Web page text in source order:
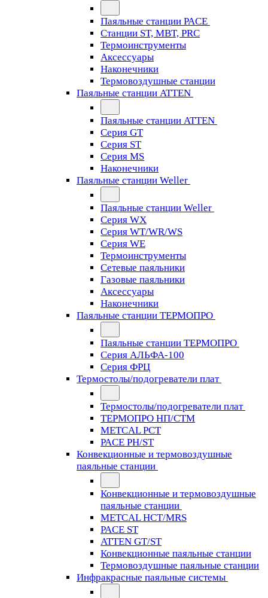
Паяльные станции PACE
Станции ST, MBT, PRC
Термоинструменты
Аксессуары
Наконечники
Термовоздушные станции
Паяльные станции ATTEN
Паяльные станции ATTEN
Серия GT
Серия ST
Серия MS
Наконечники
Паяльные станции Weller
Паяльные станции Weller
Серия WX
Серия WT/WR/WS
Серия WE
Термоинструменты
Сетевые паяльники
Газовые паяльники
Аксессуары
Наконечники
Паяльные станции ТЕРМОПРО
Паяльные станции ТЕРМОПРО
Серия АЛЬФА-100
Серия ФРЦ
Термостолы/подогреватели плат
Термостолы/подогреватели плат
ТЕРМОПРО НП/СТМ
METCAL PCT
PACE PH/ST
Конвекционные и термовоздушные
паяльные станции
Конвекционные и термовоздушные
паяльные станции
METCAL HCT/MRS
PACE ST
ATTEN GT/ST
Конвекционные паяльные станции
Термовоздушные паяльные станции
Инфракрасные паяльные системы